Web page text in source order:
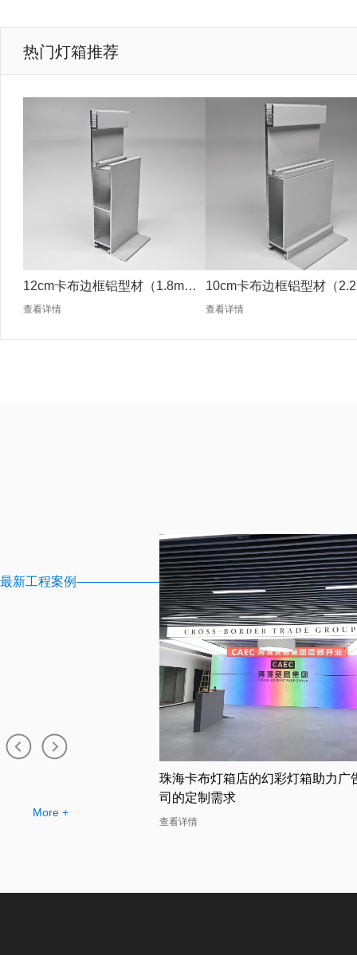
热门灯箱推荐
12cm卡布边框铝型材（1.8mm
银色）
查看详情
10cm卡布边框铝型材（
银色）
查看详情
最新工程案例
More +
珠海卡布灯箱店的幻彩灯箱助力广
司的定制需求
查看详情